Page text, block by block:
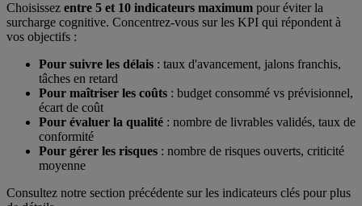
Choisissez entre 5 et 10 indicateurs maximum pour éviter la
surcharge cognitive. Concentrez-vous sur les KPI qui répondent à
vos objectifs :
Pour suivre les délais : taux d'avancement, jalons franchis,
tâches en retard
Pour maîtriser les coûts : budget consommé vs prévisionnel,
écart de coût
Pour évaluer la qualité : nombre de livrables validés, taux de
conformité
Pour gérer les risques : nombre de risques ouverts, criticité
moyenne
Consultez notre section précédente sur les indicateurs clés pour plus